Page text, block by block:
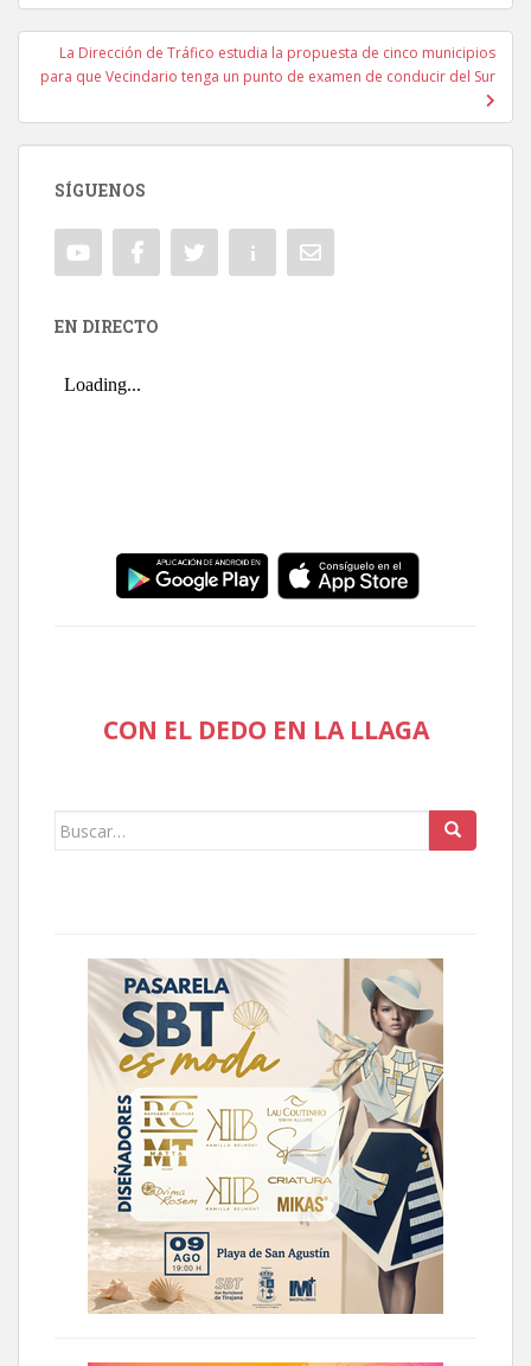
La Dirección de Tráfico estudia la propuesta de cinco municipios
para que Vecindario tenga un punto de examen de conducir del Sur
SÍGUENOS
EN DIRECTO
CON EL DEDO EN LA LLAGA
Buscar: